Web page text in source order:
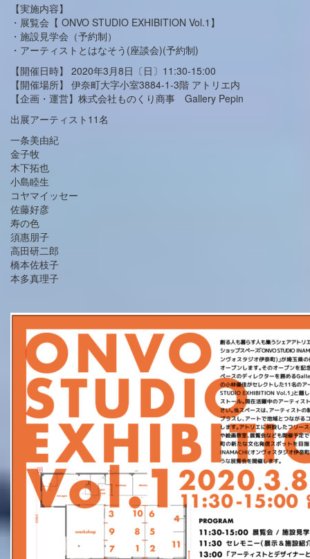
【実施内容】
・展覧会【 ONVO STUDIO EXHIBITION Vol.1】
・施設見学会（予約制）
・アーティストとはなそう(座談会)(予約制)
【開催日時】 2020年3月8日〔日〕11:30-15:00
【開催場所】 伊奈町大字小室3884-1-3階 アトリエ内
【企画・運営】株式会社ものくり商事 Gallery Pepin
出展アーティスト11名
一条美由紀
金子牧
木下拓也
小島睦生
コヤマイッセー
佐藤好彦
寿の色
須惠朋子
高田研二郎
橋本佐枝子
本多真理子